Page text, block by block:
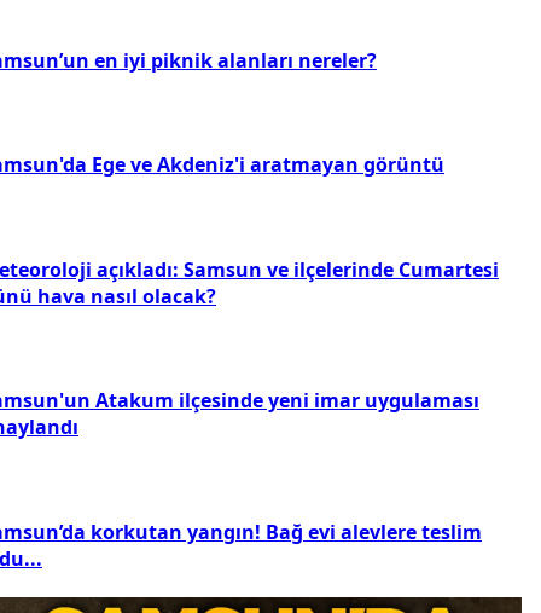
en iyi piknik alanları nereler?
Ege ve Akdeniz'i aratmayan görüntü
açıkladı: Samsun ve ilçelerinde Cumartesi
hava nasıl olacak?
Atakum ilçesinde yeni imar uygulaması
korkutan yangın! Bağ evi alevlere teslim